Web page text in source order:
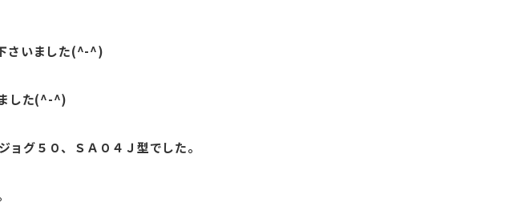
さいました(^-^)
した(^-^)
グ５０、ＳＡ０４Ｊ型でした。